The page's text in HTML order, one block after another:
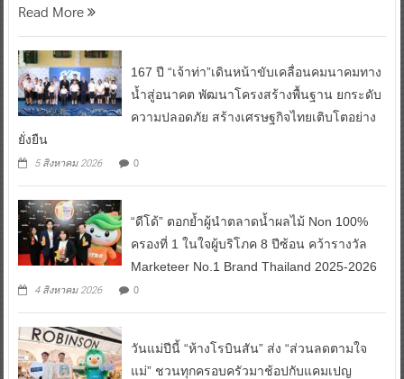
Read More
167 ปี “เจ้าท่า”เดินหน้าขับเคลื่อนคมนาคมทาง
น้ำสู่อนาคต พัฒนาโครงสร้างพื้นฐาน ยกระดับ
ความปลอดภัย สร้างเศรษฐกิจไทยเติบโตอย่าง
ยั่งยืน
5 สิงหาคม 2026 0
“ดีโด้” ตอกย้ำผู้นำตลาดน้ำผลไม้ Non 100%
ครองที่ 1 ในใจผู้บริโภค 8 ปีซ้อน คว้ารางวัล
Marketeer No.1 Brand Thailand 2025-2026
4 สิงหาคม 2026 0
วันแม่ปีนี้ “ห้างโรบินสัน” ส่ง “ส่วนลดตามใจ
แม่” ชวนทุกครอบครัวมาช้อปกับแคมเปญ